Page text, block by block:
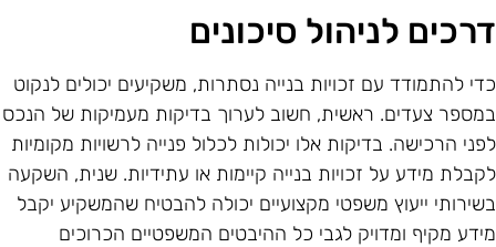
לניהול סיכונים
להתמודד עם זכויות בנייה נסתרות, משקיעים יכולים לנקוט
צעדים. ראשית, חשוב לערוך בדיקות מעמיקות של הנכס
הרכישה. בדיקות אלו יכולות לכלול פנייה לרשויות מקומיות
מידע על זכויות בנייה קיימות או עתידיות. שנית, השקעה
ייעוץ משפטי מקצועיים יכולה להבטיח שהמשקיע יקבל
מקיף ומדויק לגבי כל ההיבטים המשפטיים הכרוכים